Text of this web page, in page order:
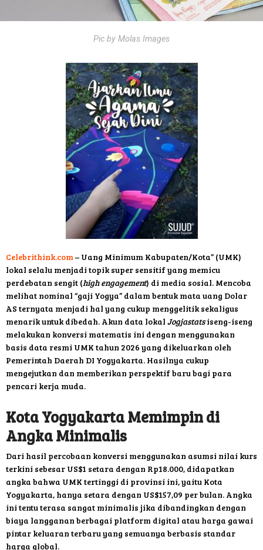
Pic by Molas Images
Celebrithink.com – Uang Minimum Kabupaten/Kota” (UMK)
lokal selalu menjadi topik super sensitif yang memicu
perdebatan sengit (high engagement) di media sosial. Mencoba
melihat nominal “gaji Yogya” dalam bentuk mata uang Dolar
AS ternyata menjadi hal yang cukup menggelitik sekaligus
menarik untuk dibedah. Akun data lokal Jogjastatsiseng-iseng
melakukan konversi matematis ini dengan menggunakan
basis data resmi UMK tahun 2026 yang dikeluarkan oleh
Pemerintah Daerah DI Yogyakarta. Hasilnya cukup
mengejutkan dan memberikan perspektif baru bagi para
pencari kerja muda.
Kota Yogyakarta Memimpin di
Angka Minimalis
Dari hasil percobaan konversi menggunakan asumsi nilai kurs
terkini sebesar US$1 setara dengan Rp18.000, didapatkan
angka bahwa UMK tertinggi di provinsi ini, yaitu Kota
Yogyakarta, hanya setara dengan US$157,09 per bulan. Angka
ini tentu terasa sangat minimalis jika dibandingkan dengan
biaya langganan berbagai platform digital atau harga gawai
pintar keluaran terbaru yang semuanya berbasis standar
harga global.